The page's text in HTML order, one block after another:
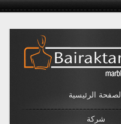
الصفحة الرئيسية
شركة